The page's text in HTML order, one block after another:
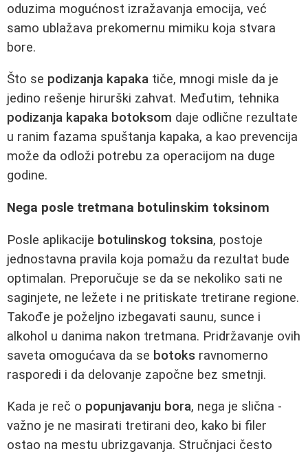
oduzima mogućnost izražavanja emocija, već
samo ublažava prekomernu mimiku koja stvara
bore.
Što se podizanja kapaka tiče, mnogi misle da je
jedino rešenje hirurški zahvat. Međutim, tehnika
podizanja kapaka botoksom daje odlične rezultate
u ranim fazama spuštanja kapaka, a kao prevencija
može da odloži potrebu za operacijom na duge
godine.
Nega posle tretmana botulinskim toksinom
Posle aplikacije botulinskog toksina, postoje
jednostavna pravila koja pomažu da rezultat bude
optimalan. Preporučuje se da se nekoliko sati ne
saginjete, ne ležete i ne pritiskate tretirane regione.
Takođe je poželjno izbegavati saunu, sunce i
alkohol u danima nakon tretmana. Pridržavanje ovih
saveta omogućava da se botoks ravnomerno
rasporedi i da delovanje započne bez smetnji.
Kada je reč o popunjavanju bora, nega je slična -
važno je ne masirati tretirani deo, kako bi filer
ostao na mestu ubrizgavanja. Stručnjaci često